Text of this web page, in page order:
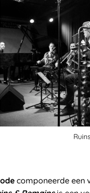
componeerde een